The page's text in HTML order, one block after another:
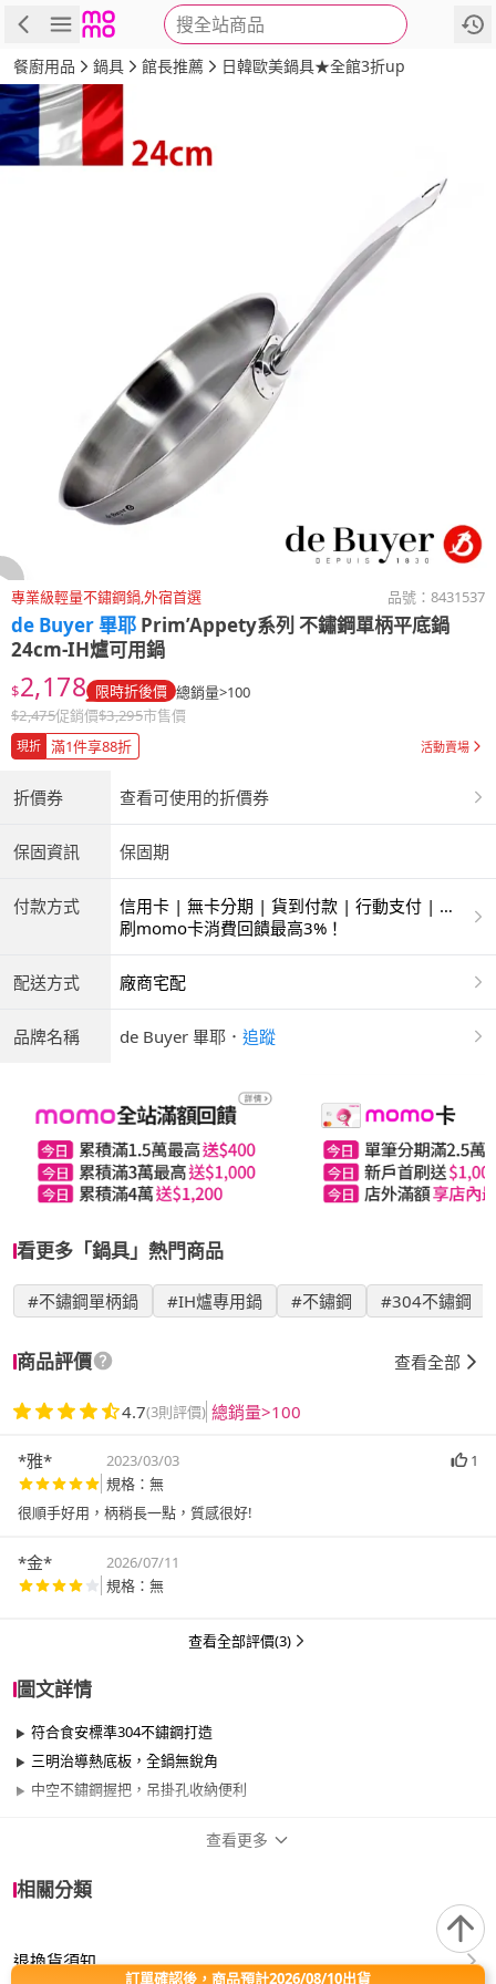
搜全站商品
商品 評價 詳情
餐廚用品 鍋具 館長推薦 日韓歐美鍋具★全館3折up
專業級輕量不鏽鋼鍋,外宿首選 品號： 8431537
de Buyer 畢耶 Prim’Appety系列 不鏽鋼單柄平底鍋
24cm-IH爐可用鍋
$2,178 限時折後價 總銷量>100
$2,475促銷價$3,295市售價
現折 滿1件享88折 活動賣場
折價券 查看可使用的折價券
保固資訊 保固期
付款方式
信用卡 | 無卡分期 | 貨到付款 | 行動支付 | 超
商付款 | ATM | 銀聯卡
刷momo卡消費回饋最高3%！
配送方式 廠商宅配
品牌名稱 de Buyer 畢耶 ． 追蹤
看更多「鍋具」熱門商品
#不鏽鋼單柄鍋 #IH爐專用鍋 #不鏽鋼 #304不鏽鋼
商品評價 查看全部
4.7(3則評價) 總銷量>100
*雅* 2023/03/03
1
規格：無
很順手好用，柄稍長一點，質感很好!
*金*
2026/07/11
規格：無
查看全部評價(3)
圖文詳情
符合食安標準304不鏽鋼打造
三明治導熱底板，全鍋無銳角
中空不鏽鋼握把，吊掛孔收納便利
尺寸 21cm~25cm
查看更多
相關分類
退換貨須知
訂單確認後，商品預計2026/08/10出貨